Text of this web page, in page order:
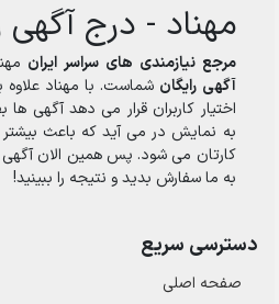
مهناد - درج آگهی
مرجع نیازمندی های سراسر ایران
آگهی رایگان شماست. با مهناد علاوه
اختیار کاربران قرار می دهد آگهی
به نمایش در می آید که باعث
کارتان می شود. پس همین الان
به ما سفارش بدید و نتیجه را ببینید!
دسترسی سریع
صفحه اصلی